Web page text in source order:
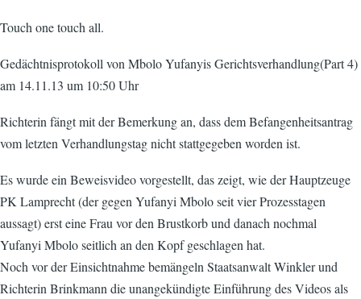
Touch one touch all.
Gedächtnisprotokoll von Mbolo Yufanyis Gerichtsverhandlung(Part 4)
am 14.11.13 um 10:50 Uhr
Richterin fängt mit der Bemerkung an, dass dem Befangenheitsantrag
vom letzten Verhandlungstag nicht stattgegeben worden ist.
Es wurde ein Beweisvideo vorgestellt, das zeigt, wie der Hauptzeuge
PK Lamprecht (der gegen Yufanyi Mbolo seit vier Prozesstagen
aussagt) erst eine Frau vor den Brustkorb und danach nochmal
Yufanyi Mbolo seitlich an den Kopf geschlagen hat.
Noch vor der Einsichtnahme bemängeln Staatsanwalt Winkler und
Richterin Brinkmann die unangekündigte Einführung des Videos als